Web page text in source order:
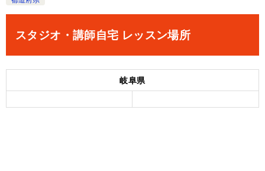
スタジオ・講師自宅 レッスン場所
岐阜県